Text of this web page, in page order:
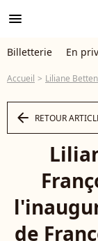
menu
Billetterie En
Accueil Liliane
arrow_left RETOUR
de